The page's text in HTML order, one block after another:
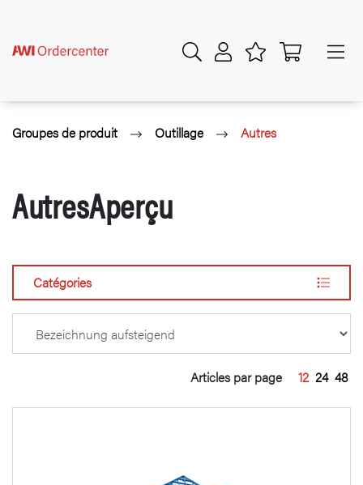
Groupes de produit Outillage Autres
AutresAperçu
Catégories
Articles par page 12 24 48